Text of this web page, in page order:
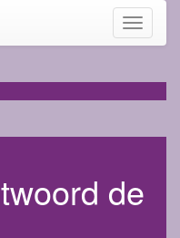
Toggle
de